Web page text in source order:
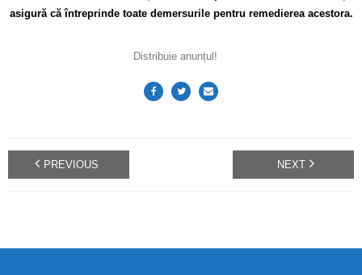
asigură că întreprinde toate demersurile pentru remedierea acestora.
Distribuie anunțul!
PREVIOUS NEXT